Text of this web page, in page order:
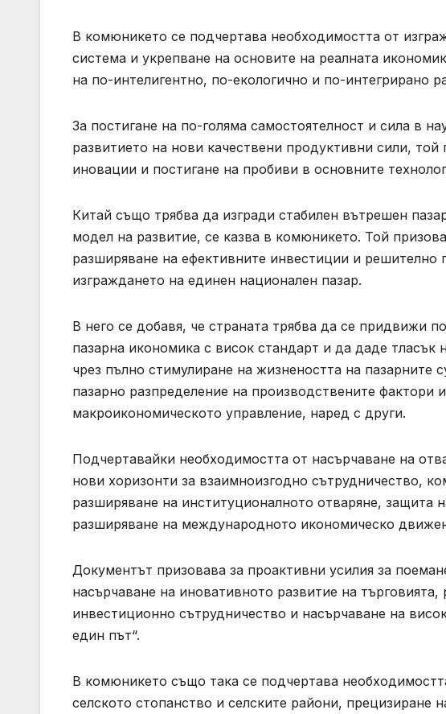
В комюникето се подчертава необходимостта от
система и укрепване на основите на реалната
на по-интелигентно, по-екологично и по-интегрирано
За постигане на по-голяма самостоятелност и сила в
развитието на нови качествени продуктивни сили,
иновации и постигане на пробиви в основните
Китай също трябва да изгради стабилен вътрешен
модел на развитие, се казва в комюникето. Той
разширяване на ефективните инвестиции и решително
изграждането на единен национален пазар.
В него се добавя, че страната трябва да се придвижи
пазарна икономика с висок стандарт и да даде тласък
чрез пълно стимулиране на жизнеността на пазарните
пазарно разпределение на производствените фактори
макроикономическото управление, наред с други.
Подчертавайки необходимостта от насърчаване на
нови хоризонти за взаимноизгодно сътрудничество,
разширяване на институционалното отваряне, защита
разширяване на международното икономическо
Документът призовава за проактивни усилия за
насърчаване на иновативното развитие на
инвестиционно сътрудничество и насърчаване на
един път“.
В комюникето също така се подчертава
селското стопанство и селските райони, прецизиране